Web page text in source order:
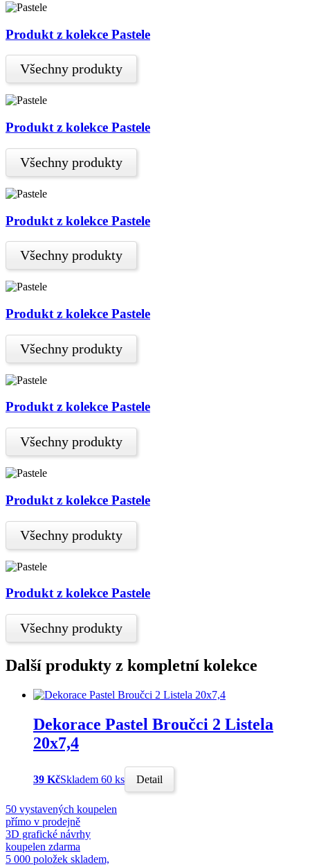
Produkt z kolekce Pastele
Všechny produkty
Produkt z kolekce Pastele
Všechny produkty
Produkt z kolekce Pastele
Všechny produkty
Produkt z kolekce Pastele
Všechny produkty
Produkt z kolekce Pastele
Všechny produkty
Produkt z kolekce Pastele
Všechny produkty
Produkt z kolekce Pastele
Všechny produkty
Další produkty z kompletní kolekce
Dekorace Pastel Broučci 2 Listela
20x7,4
39 KčSkladem 60 ks Detail
50 vystavených koupelen
přímo v prodejně
3D grafické návrhy
koupelen zdarma
5 000 položek skladem,